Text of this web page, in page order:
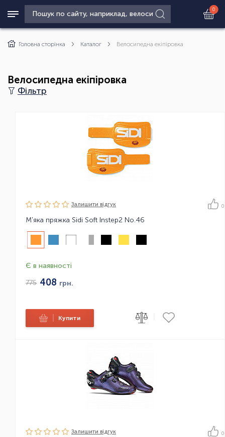
0
Головна сторінка Каталог Велосипедна екіпіровка
Велосипедна екіпіровка
Фільтр
Залишити вiдгук 0
М'яка пряжка Sidi Soft Instep2 No.46
Є в наявності
775 408 грн.
Купити
Залишити вiдгук 0